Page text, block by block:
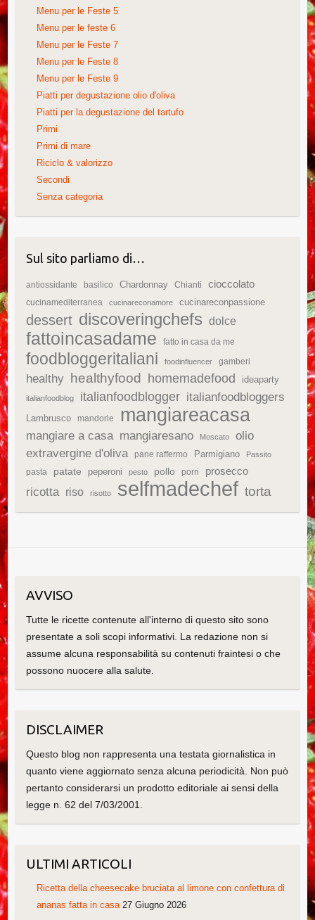
Menu per le Feste 5
Menu per le feste 6
Menu per le Feste 7
Menu per le Feste 8
Menu per le Feste 9
Piatti per degustazione olio d'oliva
Piatti per la degustazione del tartufo
Primi
Primi di mare
Riciclo & valorizzo
Secondi
Senza categoria
Sul sito parliamo di…
antiossidante basilico Chardonnay Chianti cioccolato
cucinamediterranea cucinareconamore cucinareconpassione
dessert discoveringchefs dolce
fattoincasadame fatto in casa da me
foodbloggeritaliani foodinfluencer gamberi
healthy healthyfood homemadefood ideaparty
italianfoodblog italianfoodblogger italianfoodbloggers
Lambrusco mandorle mangiareacasa
mangiare a casa mangiaresano Moscato
olio
extravergine d'oliva
pane raffermo Parmigiano Passito
pasta patate peperoni pesto pollo porri prosecco
ricotta riso risotto selfmadechef torta
AVVISO
Tutte le ricette contenute all'interno di questo sito sono
presentate a soli scopi informativi. La redazione non si
assume alcuna responsabilità su contenuti fraintesi o che
possono nuocere alla salute.
DISCLAIMER
Questo blog non rappresenta una testata giornalistica in
quanto viene aggiornato senza alcuna periodicità. Non può
pertanto considerarsi un prodotto editoriale ai sensi della
legge n. 62 del 7/03/2001.
ULTIMI ARTICOLI
Ricetta della cheesecake bruciata al limone con confettura di
ananas fatta in casa 27 Giugno 2026